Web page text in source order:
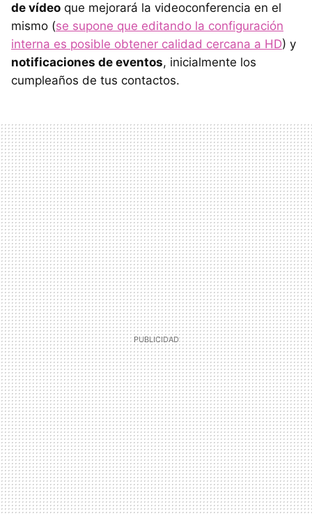
de vídeo que mejorará la videoconferencia en el
mismo (se supone que editando la configuración
interna es posible obtener calidad cercana a HD) y
notificaciones de eventos, inicialmente los
cumpleaños de tus contactos.